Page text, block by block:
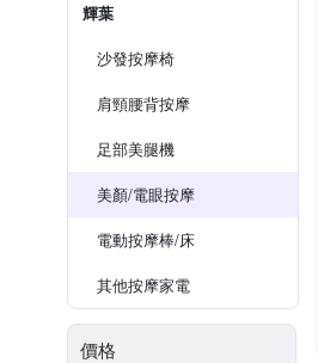
輝葉
沙發按摩椅
肩頸腰背按摩
足部美腿機
美顏/電眼按摩
電動按摩棒/床
其他按摩家電
價格